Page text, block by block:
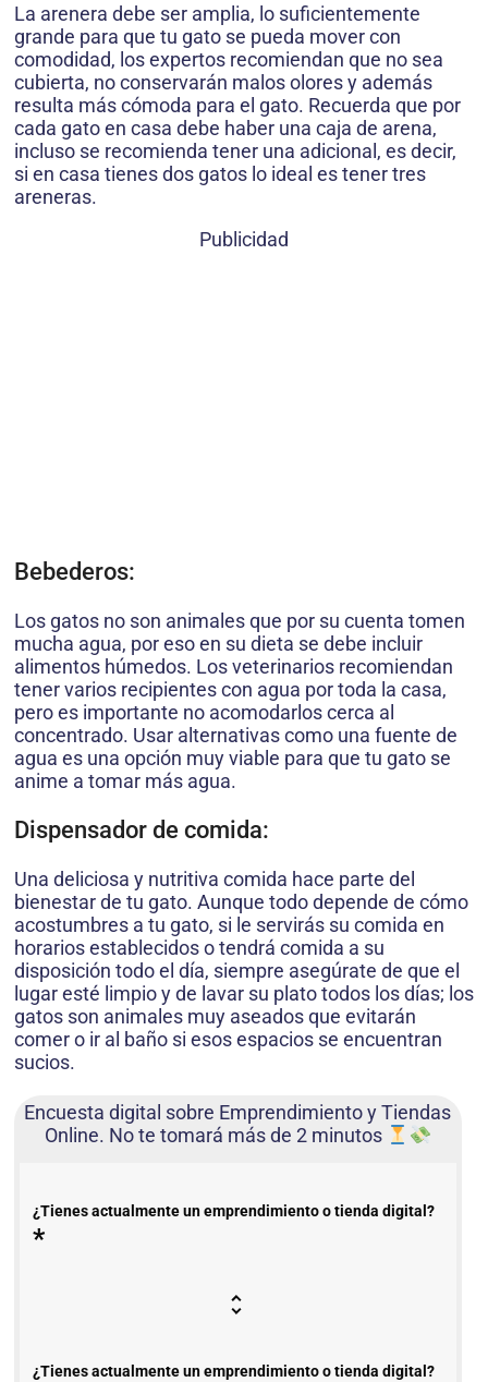
La arenera debe ser amplia, lo suficientemente
grande para que tu gato se pueda mover con
comodidad, los expertos recomiendan que no sea
cubierta, no conservarán malos olores y además
resulta más cómoda para el gato. Recuerda que por
cada gato en casa debe haber una caja de arena,
incluso se recomienda tener una adicional, es decir,
si en casa tienes dos gatos lo ideal es tener tres
areneras.
Publicidad
Bebederos:
Los gatos no son animales que por su cuenta tomen
mucha agua, por eso en su dieta se debe incluir
alimentos húmedos. Los veterinarios recomiendan
tener varios recipientes con agua por toda la casa,
pero es importante no acomodarlos cerca al
concentrado. Usar alternativas como una fuente de
agua es una opción muy viable para que tu gato se
anime a tomar más agua.
Dispensador de comida:
Una deliciosa y nutritiva comida hace parte del
bienestar de tu gato. Aunque todo depende de cómo
acostumbres a tu gato, si le servirás su comida en
horarios establecidos o tendrá comida a su
disposición todo el día, siempre asegúrate de que el
lugar esté limpio y de lavar su plato todos los días; los
gatos son animales muy aseados que evitarán
comer o ir al baño si esos espacios se encuentran
sucios.
Encuesta digital sobre Emprendimiento y Tiendas
Online. No te tomará más de 2 minutos
¿Tienes actualmente un emprendimiento o tienda digital?
*
¿Tienes actualmente un emprendimiento o tienda digital?